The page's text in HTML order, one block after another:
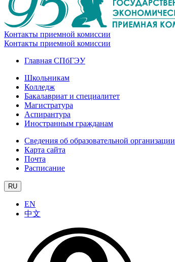
Контакты приемной комиссии
Контакты приемной комиссии
Главная СПбГЭУ
Школьникам
Колледж
Бакалавриат и специалитет
Магистратура
Аспирантура
Иностранным гражданам
Сведения об образовательной организации
Карта сайта
Почта
Расписание
RU
EN
中文